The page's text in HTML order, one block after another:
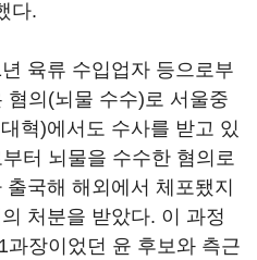
다.
육류 수입업자 등으로부
의(뇌물 수수)로 서울중
혁)에서도 수사를 받고 있
터 뇌물을 수수한 혐의로
국해 해외에서 체포됐지
처분을 받았다. 이 과정
장이었던 윤 후보와 측근